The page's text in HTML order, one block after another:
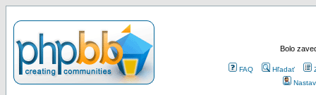
Bolo
FAQ Hľadať